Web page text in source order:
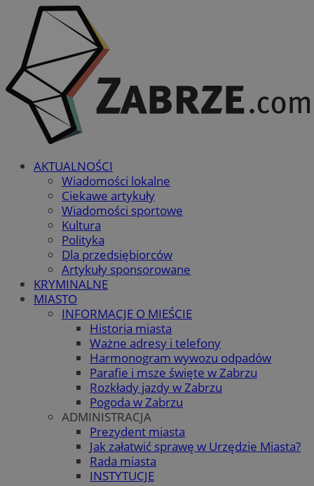
AKTUALNOŚCI
Wiadomości lokalne
Ciekawe artykuły
Wiadomości sportowe
Kultura
Polityka
Dla przedsiębiorców
Artykuły sponsorowane
KRYMINALNE
MIASTO
INFORMACJE O MIEŚCIE
Historia miasta
Ważne adresy i telefony
Harmonogram wywozu odpadów
Parafie i msze święte w Zabrzu
Rozkłady jazdy w Zabrzu
Pogoda w Zabrzu
ADMINISTRACJA
Prezydent miasta
Jak załatwić sprawę w Urzędzie Miasta?
Rada miasta
INSTYTUCJE